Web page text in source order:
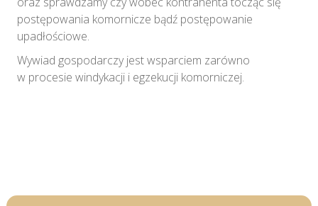
postępowania komornicze bądź postępowanie
upadłościowe.
Wywiad gospodarczy jest wsparciem zarówno
w procesie windykacji i egzekucji komorniczej.